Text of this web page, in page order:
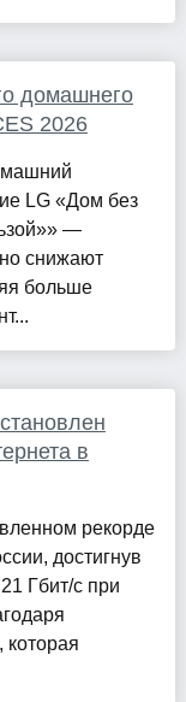
домашнего
2026
LG «Дом без
—
снижают
больше
в
рекорде
достигнув
Гбит/с при
которая